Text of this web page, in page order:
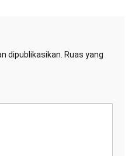
dipublikasikan. Ruas yang